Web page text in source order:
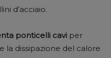
d’acciaio.
ponticelli cavi per
la dissipazione del calore